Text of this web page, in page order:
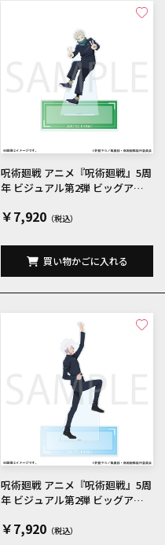
呪術廻戦 アニメ『呪術廻戦』5周
年 ビジュアル第2弾 ビッグアク
￥7,920
買い物かごに入れる
呪術廻戦 アニメ『呪術廻戦』5周
年 ビジュアル第2弾 ビッグアク
￥7,920